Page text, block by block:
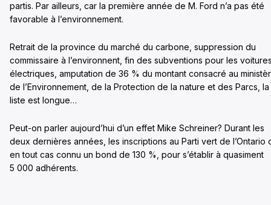
partis. Par ailleurs, car la première année de M. Ford n’a pas été
favorable à l’environnement.
Retrait de la province du marché du carbone, suppression du
commissaire à l’environnent, fin des subventions pour les
électriques, amputation de 36 % du montant consacré au
de l’Environnement, de la Protection de la nature et des Parcs, la
liste est longue…
Peut-on parler aujourd’hui d’un effet Mike Schreiner? Durant les
deux dernières années, les inscriptions au Parti vert de l’Ontario
en tout cas connu un bond de 130 %, pour s’établir à quasiment
5 000 adhérents.